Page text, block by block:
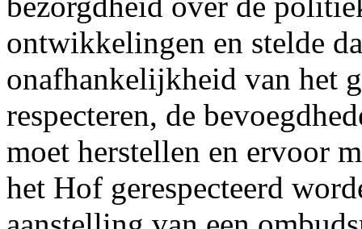
ontwikkelingen en stelde
onafhankelijkheid van het
respecteren, de
moet herstellen en ervoor
het Hof gerespecteerd